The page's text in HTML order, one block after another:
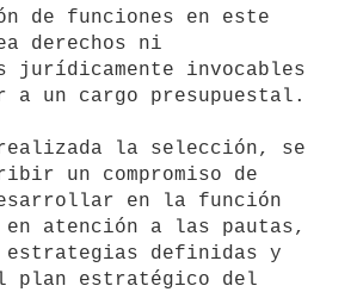
de funciones en este
derechos ni
jurídicamente invocables
a un cargo presupuestal.
un compromiso de
en la función
en atención a las pautas,
definidas y
plan estratégico del